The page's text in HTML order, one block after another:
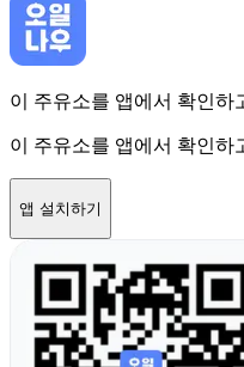
이 주유소를 앱에서 확인하
이 주유소를 앱에서 확인하
앱 설치하기